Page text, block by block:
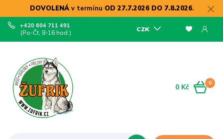
DOVOLENÁv termínu OD 27.7.2026 DO 7.8.2026.
CZK
+420 604 711 491
(Po-Čt, 8-16 hod.)
0
0 Kč